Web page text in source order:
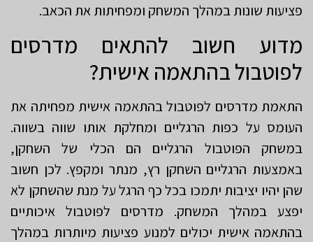
פציעות שונות במהלך המשחק ומפחיתות את הכאב.
מדוע חשוב להתאים מדרסים
לפוטבול בהתאמה אישית?
התאמת מדרסים לפוטבול בהתאמה אישית מפחיתה את
העומס על כפות הרגליים ומחלקת אותו שווה בשווה.
במשחק הפוטבול הרגליים הם הכלי של השחקן,
באמצעות הרגליים השחקן רץ, מנתר ומקפץ. לכן חשוב
שהן יהיו יציבות יתמכו בכל כף הרגל על מנת שהשחקן לא
יפצע במהלך המשחק. מדרסים לפוטבול איכותיים
בהתאמה אישית יכולים למנוע פציעות מיותרות במהלך